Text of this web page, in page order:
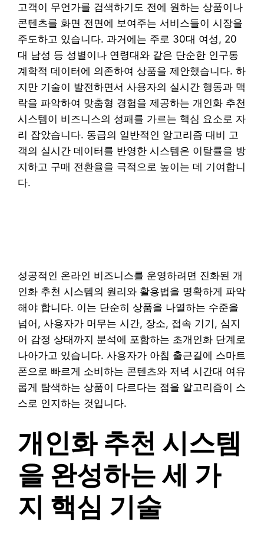
고객이 무언가를 검색하기도 전에 원하는 상품이나
콘텐츠를 화면 전면에 보여주는 서비스들이 시장을
주도하고 있습니다. 과거에는 주로 30대 여성, 20
대 남성 등 성별이나 연령대와 같은 단순한 인구통
계학적 데이터에 의존하여 상품을 제안했습니다. 하
지만 기술이 발전하면서 사용자의 실시간 행동과 맥
락을 파악하여 맞춤형 경험을 제공하는 개인화 추천
시스템이 비즈니스의 성패를 가르는 핵심 요소로 자
리 잡았습니다. 동급의 일반적인 알고리즘 대비 고
객의 실시간 데이터를 반영한 시스템은 이탈률을 방
지하고 구매 전환율을 극적으로 높이는 데 기여합니
다.
성공적인 온라인 비즈니스를 운영하려면 진화된 개
인화 추천 시스템의 원리와 활용법을 명확하게 파악
해야 합니다. 이는 단순히 상품을 나열하는 수준을
넘어, 사용자가 머무는 시간, 장소, 접속 기기, 심지
어 감정 상태까지 분석에 포함하는 초개인화 단계로
나아가고 있습니다. 사용자가 아침 출근길에 스마트
폰으로 빠르게 소비하는 콘텐츠와 저녁 시간대 여유
롭게 탐색하는 상품이 다르다는 점을 알고리즘이 스
스로 인지하는 것입니다.
개인화 추천 시스템
을 완성하는 세 가
지 핵심 기술